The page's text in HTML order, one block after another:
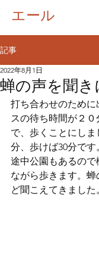
エール
記事
蝉の声を聞き
2022年8月1日
打ち合わせのため
スの待ち時間が２
で、歩くことにし
分、歩けば30分です
途中公園もあるので
ながら歩きます。
ど聞こえてきました